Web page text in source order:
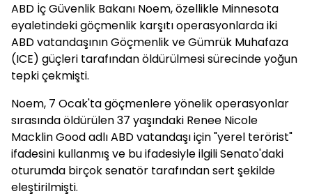
ABD İç Güvenlik Bakanı Noem, özellikle Minnesota
eyaletindeki göçmenlik karşıtı operasyonlarda iki
ABD vatandaşının Göçmenlik ve Gümrük Muhafaza
(ICE) güçleri tarafından öldürülmesi sürecinde yoğun
tepki çekmişti.
Noem, 7 Ocak'ta göçmenlere yönelik operasyonlar
sırasında öldürülen 37 yaşındaki Renee Nicole
Macklin Good adlı ABD vatandaşı için "yerel terörist"
ifadesini kullanmış ve bu ifadesiyle ilgili Senato'daki
oturumda birçok senatör tarafından sert şekilde
eleştirilmişti.